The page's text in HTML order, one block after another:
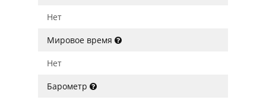
Нет
Мировое время
Нет
Барометр